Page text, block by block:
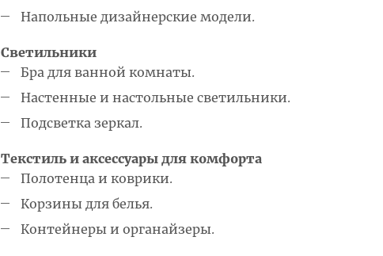
Напольные дизайнерские модели.
Светильники
Бра для ванной комнаты.
Настенные и настольные светильники.
Подсветка зеркал.
Текстиль и аксессуары для комфорта
Полотенца и коврики.
Корзины для белья.
Контейнеры и органайзеры.